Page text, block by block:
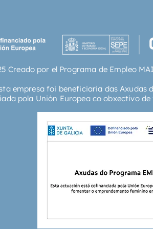
Creado por el Programa de Empleo
empresa foi beneficiaria das Axudas
pola Unión Europea co obxectivo